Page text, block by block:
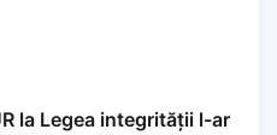
la Legea integrității l-ar